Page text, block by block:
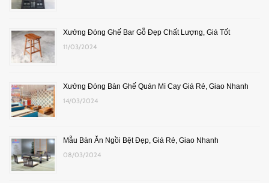
Xưởng Đóng Ghế Bar Gỗ Đẹp Chất Lượng, Giá Tốt
11/03/2024
Xưởng Đóng Bàn Ghế Quán Mì Cay Giá Rẻ, Giao Nhanh
14/03/2024
Mẫu Bàn Ăn Ngồi Bệt Đẹp, Giá Rẻ, Giao Nhanh
08/03/2024